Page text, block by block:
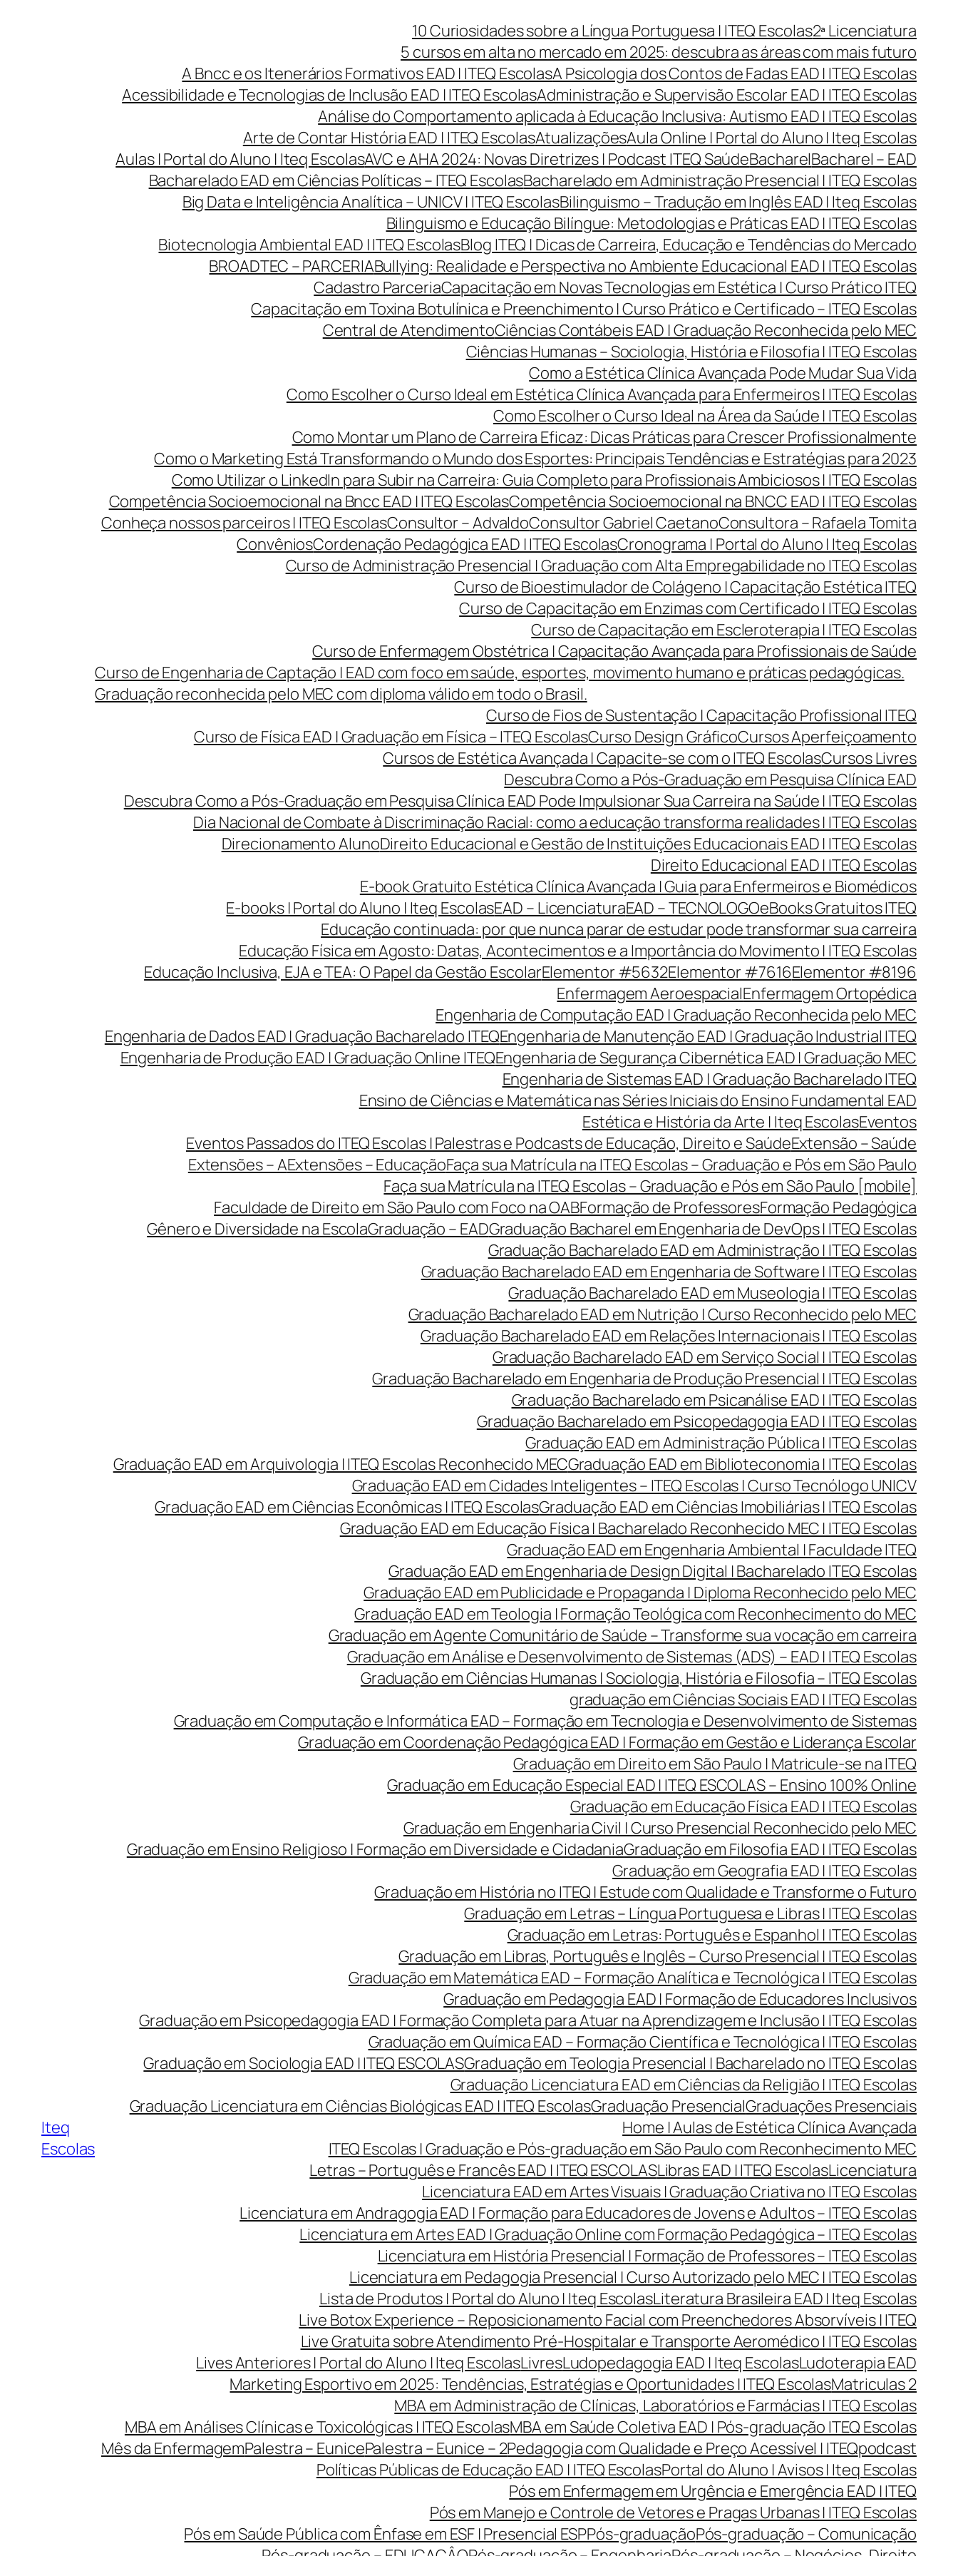
Iteq
Escolas
10 Curiosidades sobre a Língua Portuguesa | ITEQ Escolas2ª Licenciatura
5 cursos em alta no mercado em 2025: descubra as áreas com mais futuro
A Bncc e os Itenerários Formativos EAD | ITEQ EscolasA Psicologia dos Contos de Fadas EAD | ITEQ Escolas
Acessibilidade e Tecnologias de Inclusão EAD | ITEQ EscolasAdministração e Supervisão Escolar EAD | ITEQ Escolas
Análise do Comportamento aplicada à Educação Inclusiva: Autismo EAD | ITEQ Escolas
Arte de Contar História EAD | ITEQ EscolasAtualizaçõesAula Online | Portal do Aluno | Iteq Escolas
Aulas | Portal do Aluno | Iteq EscolasAVC e AHA 2024: Novas Diretrizes | Podcast ITEQ SaúdeBacharelBacharel – EAD
Bacharelado EAD em Ciências Políticas – ITEQ EscolasBacharelado em Administração Presencial | ITEQ Escolas
Big Data e Inteligência Analítica – UNICV | ITEQ EscolasBilinguismo – Tradução em Inglês EAD | Iteq Escolas
Bilinguismo e Educação Bilíngue: Metodologias e Práticas EAD | ITEQ Escolas
Biotecnologia Ambiental EAD | ITEQ EscolasBlog ITEQ | Dicas de Carreira, Educação e Tendências do Mercado
BROADTEC – PARCERIABullying: Realidade e Perspectiva no Ambiente Educacional EAD | ITEQ Escolas
Cadastro ParceriaCapacitação em Novas Tecnologias em Estética | Curso Prático ITEQ
Capacitação em Toxina Botulínica e Preenchimento | Curso Prático e Certificado – ITEQ Escolas
Central de AtendimentoCiências Contábeis EAD | Graduação Reconhecida pelo MEC
Ciências Humanas – Sociologia, História e Filosofia | ITEQ Escolas
Como a Estética Clínica Avançada Pode Mudar Sua Vida
Como Escolher o Curso Ideal em Estética Clínica Avançada para Enfermeiros | ITEQ Escolas
Como Escolher o Curso Ideal na Área da Saúde | ITEQ Escolas
Como Montar um Plano de Carreira Eficaz: Dicas Práticas para Crescer Profissionalmente
Como o Marketing Está Transformando o Mundo dos Esportes: Principais Tendências e Estratégias para 2023
Como Utilizar o LinkedIn para Subir na Carreira: Guia Completo para Profissionais Ambiciosos | ITEQ Escolas
Competência Socioemocional na Bncc EAD | ITEQ EscolasCompetência Socioemocional na BNCC EAD | ITEQ Escolas
Conheça nossos parceiros | ITEQ EscolasConsultor – AdvaldoConsultor Gabriel CaetanoConsultora – Rafaela Tomita
ConvêniosCordenação Pedagógica EAD | ITEQ EscolasCronograma | Portal do Aluno | Iteq Escolas
Curso de Administração Presencial | Graduação com Alta Empregabilidade no ITEQ Escolas
Curso de Bioestimulador de Colágeno | Capacitação Estética ITEQ
Curso de Capacitação em Enzimas com Certificado | ITEQ Escolas
Curso de Capacitação em Escleroterapia | ITEQ Escolas
Curso de Enfermagem Obstétrica | Capacitação Avançada para Profissionais de Saúde
Curso de Engenharia de Captação | EAD com foco em saúde, esportes, movimento humano e práticas pedagógicas.
Graduação reconhecida pelo MEC com diploma válido em todo o Brasil.
Curso de Fios de Sustentação | Capacitação Profissional ITEQ
Curso de Física EAD | Graduação em Física – ITEQ EscolasCurso Design GráficoCursos Aperfeiçoamento
Cursos de Estética Avançada | Capacite-se com o ITEQ EscolasCursos Livres
Descubra Como a Pós-Graduação em Pesquisa Clínica EAD
Descubra Como a Pós-Graduação em Pesquisa Clínica EAD Pode Impulsionar Sua Carreira na Saúde | ITEQ Escolas
Dia Nacional de Combate à Discriminação Racial: como a educação transforma realidades | ITEQ Escolas
Direcionamento AlunoDireito Educacional e Gestão de Instituições Educacionais EAD | ITEQ Escolas
Direito Educacional EAD | ITEQ Escolas
E-book Gratuito Estética Clínica Avançada | Guia para Enfermeiros e Biomédicos
E-books | Portal do Aluno | Iteq EscolasEAD – LicenciaturaEAD – TECNOLOGOeBooks Gratuitos ITEQ
Educação continuada: por que nunca parar de estudar pode transformar sua carreira
Educação Física em Agosto: Datas, Acontecimentos e a Importância do Movimento | ITEQ Escolas
Educação Inclusiva, EJA e TEA: O Papel da Gestão EscolarElementor #5632Elementor #7616Elementor #8196
Enfermagem AeroespacialEnfermagem Ortopédica
Engenharia de Computação EAD | Graduação Reconhecida pelo MEC
Engenharia de Dados EAD | Graduação Bacharelado ITEQEngenharia de Manutenção EAD | Graduação Industrial ITEQ
Engenharia de Produção EAD | Graduação Online ITEQEngenharia de Segurança Cibernética EAD | Graduação MEC
Engenharia de Sistemas EAD | Graduação Bacharelado ITEQ
Ensino de Ciências e Matemática nas Séries Iniciais do Ensino Fundamental EAD
Estética e História da Arte | Iteq EscolasEventos
Eventos Passados do ITEQ Escolas | Palestras e Podcasts de Educação, Direito e SaúdeExtensão – Saúde
Extensões – AExtensões – EducaçãoFaça sua Matrícula na ITEQ Escolas – Graduação e Pós em São Paulo
Faça sua Matrícula na ITEQ Escolas – Graduação e Pós em São Paulo [mobile]
Faculdade de Direito em São Paulo com Foco na OABFormação de ProfessoresFormação Pedagógica
Gênero e Diversidade na EscolaGraduação – EADGraduação Bacharel em Engenharia de DevOps | ITEQ Escolas
Graduação Bacharelado EAD em Administração | ITEQ Escolas
Graduação Bacharelado EAD em Engenharia de Software | ITEQ Escolas
Graduação Bacharelado EAD em Museologia | ITEQ Escolas
Graduação Bacharelado EAD em Nutrição | Curso Reconhecido pelo MEC
Graduação Bacharelado EAD em Relações Internacionais | ITEQ Escolas
Graduação Bacharelado EAD em Serviço Social | ITEQ Escolas
Graduação Bacharelado em Engenharia de Produção Presencial | ITEQ Escolas
Graduação Bacharelado em Psicanálise EAD | ITEQ Escolas
Graduação Bacharelado em Psicopedagogia EAD | ITEQ Escolas
Graduação EAD em Administração Pública | ITEQ Escolas
Graduação EAD em Arquivologia | ITEQ Escolas Reconhecido MECGraduação EAD em Biblioteconomia | ITEQ Escolas
Graduação EAD em Cidades Inteligentes – ITEQ Escolas | Curso Tecnólogo UNICV
Graduação EAD em Ciências Econômicas | ITEQ EscolasGraduação EAD em Ciências Imobiliárias | ITEQ Escolas
Graduação EAD em Educação Física | Bacharelado Reconhecido MEC | ITEQ Escolas
Graduação EAD em Engenharia Ambiental | Faculdade ITEQ
Graduação EAD em Engenharia de Design Digital | Bacharelado ITEQ Escolas
Graduação EAD em Publicidade e Propaganda | Diploma Reconhecido pelo MEC
Graduação EAD em Teologia | Formação Teológica com Reconhecimento do MEC
Graduação em Agente Comunitário de Saúde – Transforme sua vocação em carreira
Graduação em Análise e Desenvolvimento de Sistemas (ADS) – EAD | ITEQ Escolas
Graduação em Ciências Humanas | Sociologia, História e Filosofia – ITEQ Escolas
graduação em Ciências Sociais EAD | ITEQ Escolas
Graduação em Computação e Informática EAD – Formação em Tecnologia e Desenvolvimento de Sistemas
Graduação em Coordenação Pedagógica EAD | Formação em Gestão e Liderança Escolar
Graduação em Direito em São Paulo | Matricule-se na ITEQ
Graduação em Educação Especial EAD | ITEQ ESCOLAS – Ensino 100% Online
Graduação em Educação Física EAD | ITEQ Escolas
Graduação em Engenharia Civil | Curso Presencial Reconhecido pelo MEC
Graduação em Ensino Religioso | Formação em Diversidade e CidadaniaGraduação em Filosofia EAD | ITEQ Escolas
Graduação em Geografia EAD | ITEQ Escolas
Graduação em História no ITEQ | Estude com Qualidade e Transforme o Futuro
Graduação em Letras – Língua Portuguesa e Libras | ITEQ Escolas
Graduação em Letras: Português e Espanhol | ITEQ Escolas
Graduação em Libras, Português e Inglês – Curso Presencial | ITEQ Escolas
Graduação em Matemática EAD – Formação Analítica e Tecnológica | ITEQ Escolas
Graduação em Pedagogia EAD | Formação de Educadores Inclusivos
Graduação em Psicopedagogia EAD | Formação Completa para Atuar na Aprendizagem e Inclusão | ITEQ Escolas
Graduação em Química EAD – Formação Científica e Tecnológica | ITEQ Escolas
Graduação em Sociologia EAD | ITEQ ESCOLASGraduação em Teologia Presencial | Bacharelado no ITEQ Escolas
Graduação Licenciatura EAD em Ciências da Religião | ITEQ Escolas
Graduação Licenciatura em Ciências Biológicas EAD | ITEQ EscolasGraduação PresencialGraduações Presenciais
Home | Aulas de Estética Clínica Avançada
ITEQ Escolas | Graduação e Pós-graduação em São Paulo com Reconhecimento MEC
Letras – Português e Francês EAD | ITEQ ESCOLASLibras EAD | ITEQ EscolasLicenciatura
Licenciatura EAD em Artes Visuais | Graduação Criativa no ITEQ Escolas
Licenciatura em Andragogia EAD | Formação para Educadores de Jovens e Adultos – ITEQ Escolas
Licenciatura em Artes EAD | Graduação Online com Formação Pedagógica – ITEQ Escolas
Licenciatura em História Presencial | Formação de Professores – ITEQ Escolas
Licenciatura em Pedagogia Presencial | Curso Autorizado pelo MEC | ITEQ Escolas
Lista de Produtos | Portal do Aluno | Iteq EscolasLiteratura Brasileira EAD | Iteq Escolas
Live Botox Experience – Reposicionamento Facial com Preenchedores Absorvíveis | ITEQ
Live Gratuita sobre Atendimento Pré-Hospitalar e Transporte Aeromédico | ITEQ Escolas
Lives Anteriores | Portal do Aluno | Iteq EscolasLivresLudopedagogia EAD | Iteq EscolasLudoterapia EAD
Marketing Esportivo em 2025: Tendências, Estratégias e Oportunidades | ITEQ EscolasMatriculas 2
MBA em Administração de Clínicas, Laboratórios e Farmácias | ITEQ Escolas
MBA em Análises Clínicas e Toxicológicas | ITEQ EscolasMBA em Saúde Coletiva EAD | Pós-graduação ITEQ Escolas
Mês da EnfermagemPalestra – EunicePalestra – Eunice – 2Pedagogia com Qualidade e Preço Acessível | ITEQpodcast
Políticas Públicas de Educação EAD | ITEQ EscolasPortal do Aluno | Avisos | Iteq Escolas
Pós em Enfermagem em Urgência e Emergência EAD | ITEQ
Pós em Manejo e Controle de Vetores e Pragas Urbanas | ITEQ Escolas
Pós em Saúde Pública com Ênfase em ESF | Presencial ESPPós-graduaçãoPós-graduação – Comunicação